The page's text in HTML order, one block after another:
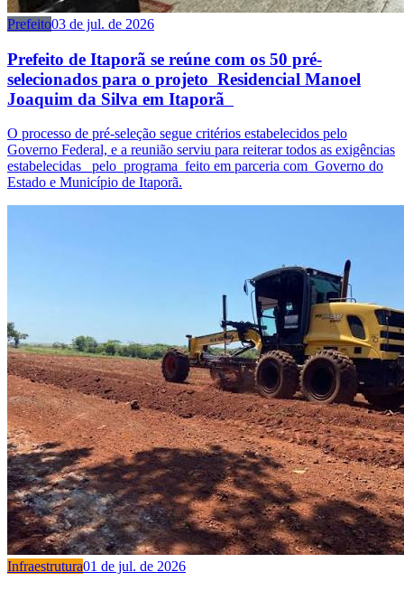
Prefeito03 de jul. de 2026
Prefeito de Itaporã se reúne com os 50 pré-
selecionados para o projeto Residencial Manoel
Joaquim da Silva em Itaporã
O processo de pré-seleção segue critérios estabelecidos pelo
Governo Federal, e a reunião serviu para reiterar todos as exigências
estabelecidas pelo programa feito em parceria com Governo do
Estado e Município de Itaporã.
Infraestrutura01 de jul. de 2026